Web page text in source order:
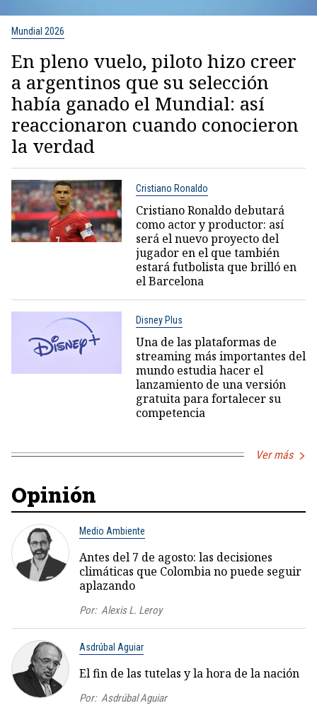
Mundial 2026
En pleno vuelo, piloto hizo creer
a argentinos que su selección
había ganado el Mundial: así
reaccionaron cuando conocieron
la verdad
Cristiano Ronaldo
Cristiano Ronaldo debutará
como actor y productor: así
será el nuevo proyecto del
jugador en el que también
estará futbolista que brilló en
el Barcelona
Disney Plus
Una de las plataformas de
streaming más importantes del
mundo estudia hacer el
lanzamiento de una versión
gratuita para fortalecer su
competencia
Ver más
Opinión
Medio Ambiente
Antes del 7 de agosto: las decisiones
climáticas que Colombia no puede seguir
aplazando
Por: Alexis L. Leroy
Asdrúbal Aguiar
El fin de las tutelas y la hora de la nación
Por: Asdrúbal Aguiar